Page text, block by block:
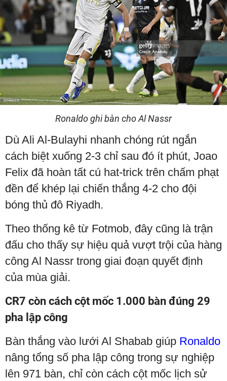
Ronaldo ghi bàn cho Al Nassr
Dù Ali Al-Bulayhi nhanh chóng rút ngắn
cách biệt xuống 2-3 chỉ sau đó ít phút, Joao
Felix đã hoàn tất cú hat-trick trên chấm phạt
đền để khép lại chiến thắng 4-2 cho đội
bóng thủ đô Riyadh.
Theo thống kê từ Fotmob, đây cũng là trận
đấu cho thấy sự hiệu quả vượt trội của hàng
công Al Nassr trong giai đoạn quyết định
của mùa giải.
CR7 còn cách cột mốc 1.000 bàn đúng 29
pha lập công
Bàn thắng vào lưới Al Shabab giúp Ronaldo
nâng tổng số pha lập công trong sự nghiệp
lên 971 bàn, chỉ còn cách cột mốc lịch sử